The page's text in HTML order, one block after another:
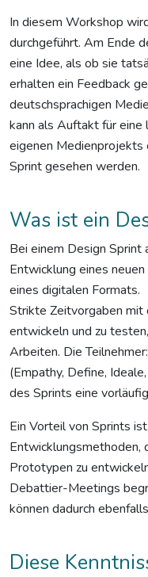
In diesem Workshop
durchgeführt. Am Ende
eine Idee, als ob sie
erhalten ein Feedback
deutschsprachigen
kann als Auftakt für
eigenen Medienprojekts
Sprint gesehen werden.
Was ist ein
Bei einem Design Sprint
Entwicklung eines
eines digitalen Formats.
Strikte Zeitvorgaben mit
entwickeln und zu
Arbeiten. Die
(Empathy, Define,
des Sprints eine
Ein Vorteil von Sprints
Entwicklungsmethoden,
Prototypen zu
Debattier-Meetings
können dadurch
Diese